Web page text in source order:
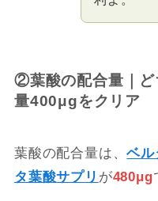
②葉酸の配合量｜ど
量400μgをクリア
葉酸の配合量は、ベル
タ葉酸サプリ が480μg